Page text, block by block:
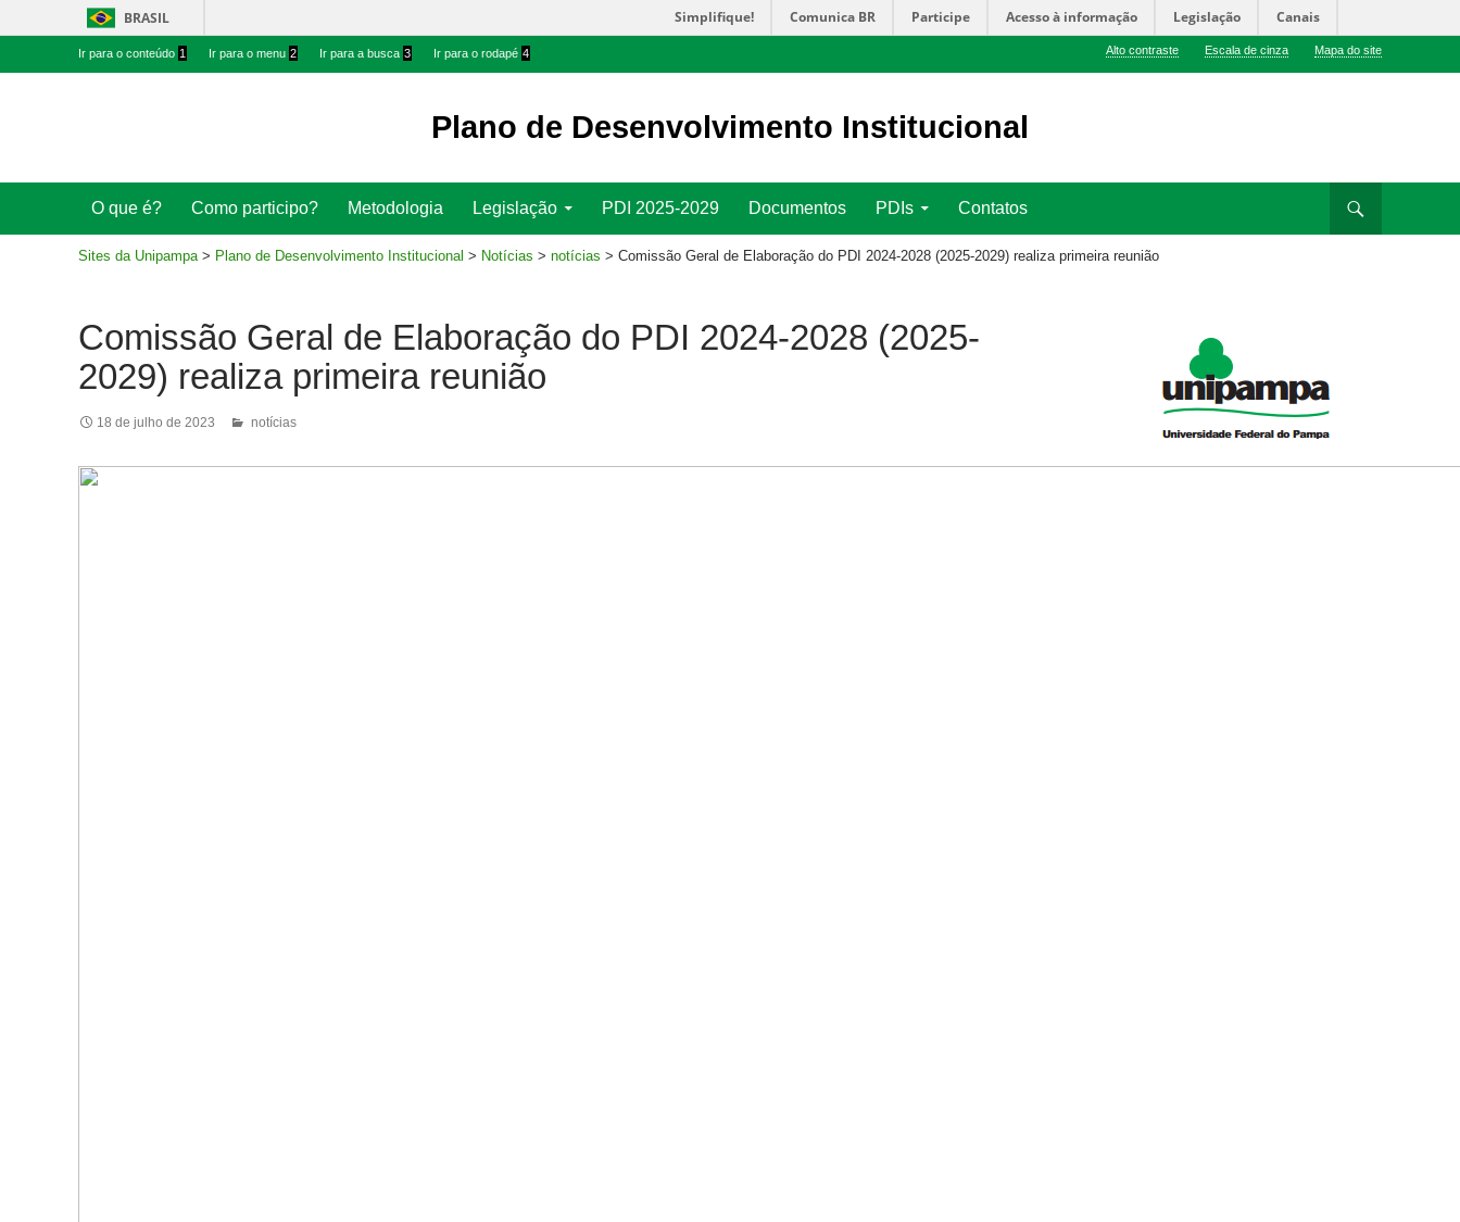
BRASIL Simplifique! Comunica BR Participe Acesso à informação Legislação
Canais
para
para
Ir para o conteúdo 1 Ir para o menu 2 Ir para a busca 3 Ir para o rodapé 4 Alto contraste Escala de cinza Mapa do site
Plano de Desenvolvimento Institucional
rodapé
O que é? Como participo? Metodologia Legislação PDI 2025-2029 Documentos PDIs Contatos
Sites da Unipampa > Plano de Desenvolvimento Institucional > Notícias > notícias > Comissão Geral de Elaboração do PDI 2024-2028 (2025-2029) realiza primeira reunião
Comissão Geral de Elaboração do PDI 2024-2028 (2025-
2029) realiza primeira reunião
18 de julho de 2023 notícias